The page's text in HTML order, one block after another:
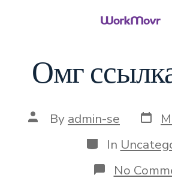
Омг
Post
author
By admin-se Post
date
Categories
In
No